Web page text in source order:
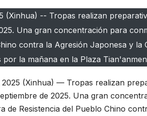
(Xinhua) -- Tropas realizan
Una gran concentración para
contra la Agresión Japonesa y
la mañana en la Plaza
(Xinhua) — Tropas realizan
de 2025. Una gran
de Resistencia del Pueblo Chino